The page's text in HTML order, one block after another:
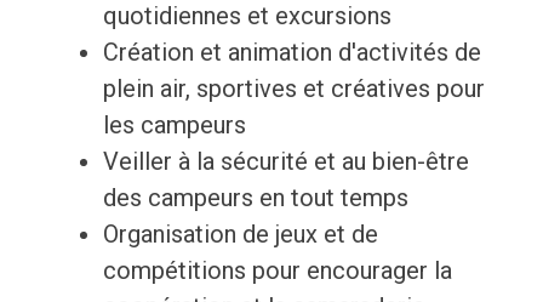
quotidiennes et excursions
Création et animation d'activités de
plein air, sportives et créatives pour
les campeurs
Veiller à la sécurité et au bien-être
des campeurs en tout temps
Organisation de jeux et de
compétitions pour encourager la